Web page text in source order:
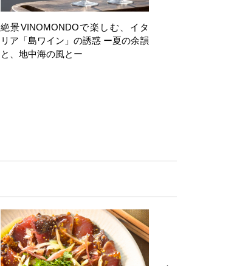
絶景VINOMONDOで楽しむ、イタ
リア「島ワイン」の誘惑 ー夏の余韻
と、地中海の風とー